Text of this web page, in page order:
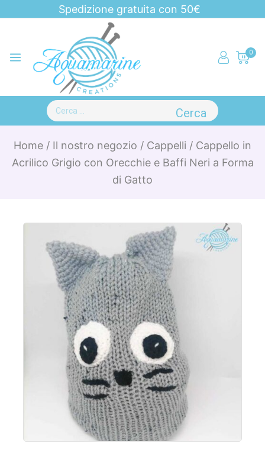
Spedizione gratuita con 50€
0
Home / Il nostro negozio / Cappelli / Cappello in
Acrilico Grigio con Orecchie e Baffi Neri a Forma
di Gatto